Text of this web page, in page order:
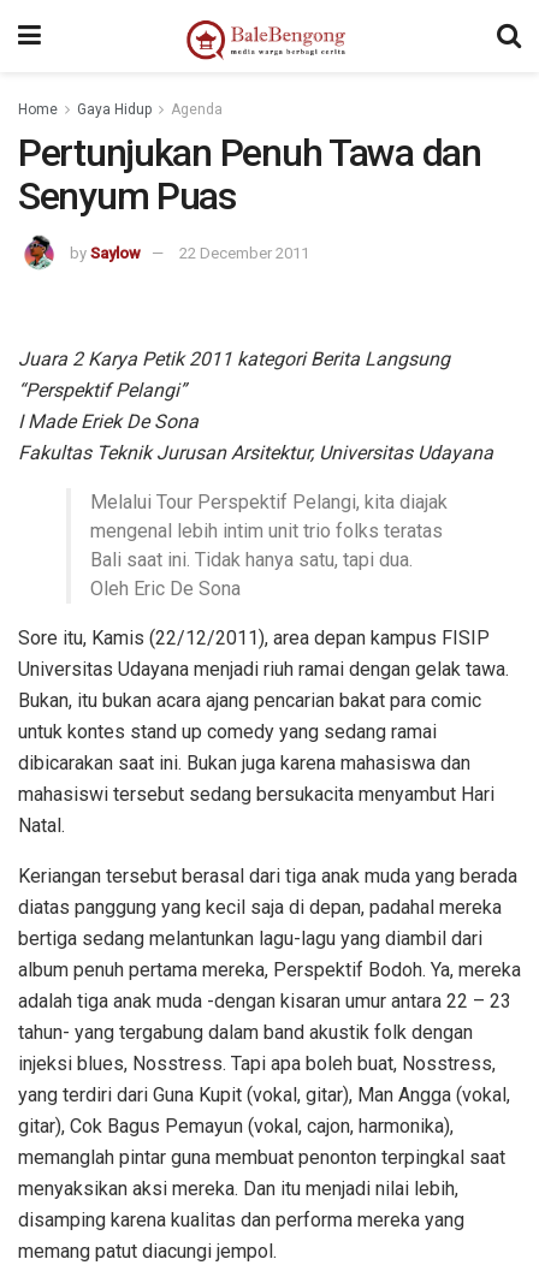
Home Gaya Hidup Agenda
Pertunjukan Penuh Tawa dan
Senyum Puas
by Saylow 22 December 2011
Juara 2 Karya Petik 2011 kategori Berita Langsung
“Perspektif Pelangi”
I Made Eriek De Sona
Fakultas Teknik Jurusan Arsitektur, Universitas Udayana
Melalui Tour Perspektif Pelangi, kita diajak
mengenal lebih intim unit trio folks teratas
Bali saat ini. Tidak hanya satu, tapi dua.
Oleh Eric De Sona
Sore itu, Kamis (22/12/2011), area depan kampus FISIP
Universitas Udayana menjadi riuh ramai dengan gelak tawa.
Bukan, itu bukan acara ajang pencarian bakat para comic
untuk kontes stand up comedy yang sedang ramai
dibicarakan saat ini. Bukan juga karena mahasiswa dan
mahasiswi tersebut sedang bersukacita menyambut Hari
Natal.
Keriangan tersebut berasal dari tiga anak muda yang berada
diatas panggung yang kecil saja di depan, padahal mereka
bertiga sedang melantunkan lagu-lagu yang diambil dari
album penuh pertama mereka, Perspektif Bodoh. Ya, mereka
adalah tiga anak muda -dengan kisaran umur antara 22 – 23
tahun- yang tergabung dalam band akustik folk dengan
injeksi blues, Nosstress. Tapi apa boleh buat, Nosstress,
yang terdiri dari Guna Kupit (vokal, gitar), Man Angga (vokal,
gitar), Cok Bagus Pemayun (vokal, cajon, harmonika),
memanglah pintar guna membuat penonton terpingkal saat
menyaksikan aksi mereka. Dan itu menjadi nilai lebih,
disamping karena kualitas dan performa mereka yang
memang patut diacungi jempol.